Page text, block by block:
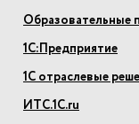
Образовательные
1С:Предприятие
1С отраслевые
ИТС.1С.ru